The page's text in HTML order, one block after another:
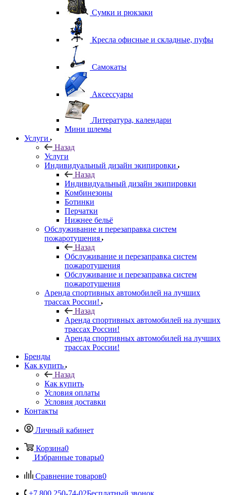
Сумки и рюкзаки
Кресла офисные и складные, пуфы
Самокаты
Аксессуары
Литература, календари
Мини шлемы
Услуги
Назад
Услуги
Индивидуальный дизайн экипировки
Назад
Индивидуальный дизайн экипировки
Комбинезоны
Ботинки
Перчатки
Нижнее бельё
Обслуживание и перезаправка систем
пожаротушения
Назад
Обслуживание и перезаправка систем
пожаротушения
Обслуживание и перезаправка систем
пожаротушения
Аренда спортивных автомобилей на лучших
трассах России!
Назад
Аренда спортивных автомобилей на лучших
трассах России!
Аренда спортивных автомобилей на лучших
трассах России!
Бренды
Как купить
Назад
Как купить
Условия оплаты
Условия доставки
Контакты
Личный кабинет
Корзина0
Избранные товары0
Сравнение товаров0
+7 800 250-74-02Бесплатный звонок